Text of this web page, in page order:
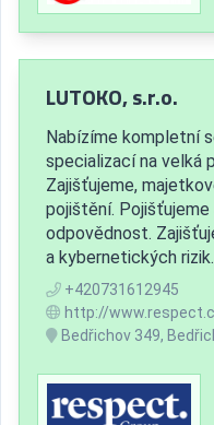
LUTOKO, s.r.o.
Nabízíme kompletní
specializací na velká
Zajišťujeme,
pojištění.
odpovědnost.
a kybernetických rizik.
+420731612945
http://
Bedřichov 349,